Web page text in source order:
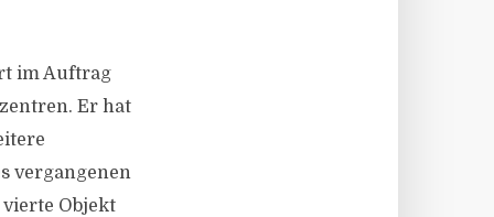
im Auftrag
Er hat
vergangenen
Objekt